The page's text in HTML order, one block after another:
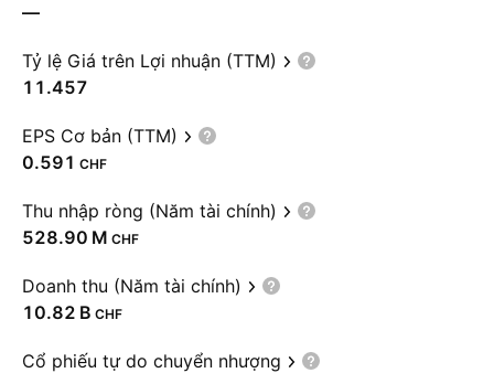
—
Tỷ lệ Giá trên Lợi nhuận (TTM)
11.457
EPS Cơ bản (TTM)
0.591 CHF
Thu nhập ròng (Năm tài chính)
‪528.90 M‬ CHF
Doanh thu (Năm tài chính)
‪10.82 B‬ CHF
Cổ phiếu tự do chuyển nhượng